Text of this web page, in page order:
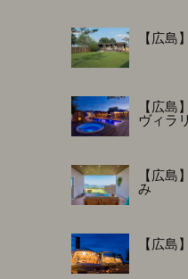
【広島
【広島
ヴィラ
【広島
み
【広島